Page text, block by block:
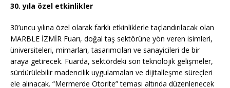
30. yıla özel etkinlikler
30’uncu yılına özel olarak farklı etkinliklerle taçlandırılacak olan
MARBLE İZMİR Fuarı, doğal taş sektörüne yön veren isimleri,
üniversiteleri, mimarları, tasarımcıları ve sanayicileri de bir
araya getirecek. Fuarda, sektördeki son teknolojik gelişmeler,
sürdürülebilir madencilik uygulamaları ve dijitalleşme süreçleri
ele alınacak. “Mermerde Otorite” teması altında düzenlenecek